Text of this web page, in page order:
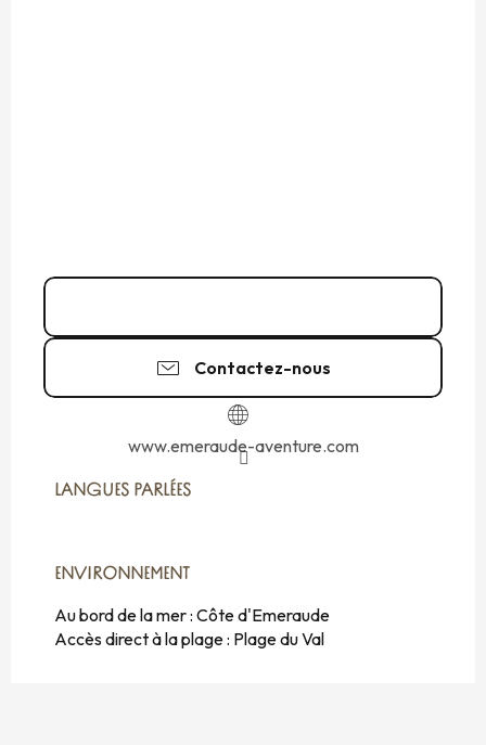
Contactez-nous
www.emeraude-aventure.com
LANGUES PARLÉES
LANGUES PARLÉES
ENVIRONNEMENT
ENVIRONNEMENT
Au bord de la mer : Côte d'Emeraude
Accès direct à la plage : Plage du Val